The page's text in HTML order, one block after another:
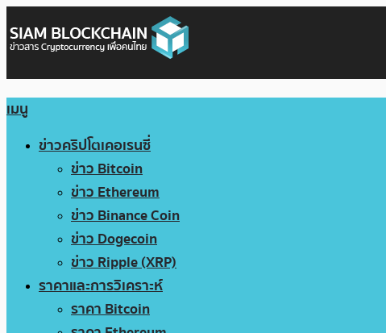
เมนู
ข่าวคริปโตเคอเรนซี่
ข่าว Bitcoin
ข่าว Ethereum
ข่าว Binance Coin
ข่าว Dogecoin
ข่าว Ripple (XRP)
ราคาและการวิเคราะห์
ราคา Bitcoin